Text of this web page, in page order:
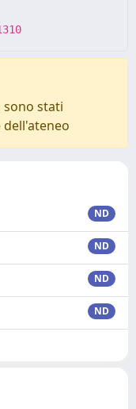
sono stati
ND
ND
ND
ND